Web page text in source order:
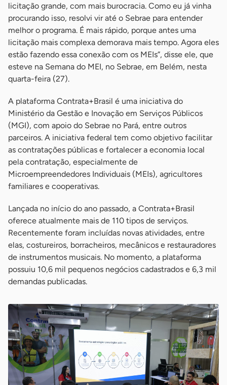
licitação grande, com mais burocracia. Como eu já vinha
procurando isso, resolvi vir até o Sebrae para entender
melhor o programa. É mais rápido, porque antes uma
licitação mais complexa demorava mais tempo. Agora eles
estão fazendo essa conexão com os MEIs”, disse ele, que
esteve na Semana do MEI, no Sebrae, em Belém, nesta
quarta-feira (27).
A plataforma Contrata+Brasil é uma iniciativa do
Ministério da Gestão e Inovação em Serviços Públicos
(MGI), com apoio do Sebrae no Pará, entre outros
parceiros. A iniciativa federal tem como objetivo facilitar
as contratações públicas e fortalecer a economia local
pela contratação, especialmente de
Microempreendedores Individuais (MEIs), agricultores
familiares e cooperativas.
Lançada no início do ano passado, a Contrata+Brasil
oferece atualmente mais de 110 tipos de serviços.
Recentemente foram incluídas novas atividades, entre
elas, costureiros, borracheiros, mecânicos e restauradores
de instrumentos musicais. No momento, a plataforma
possuiu 10,6 mil pequenos negócios cadastrados e 6,3 mil
demandas publicadas.